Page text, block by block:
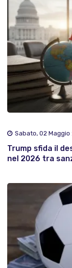
Sabato, 02 Maggio
Trump sfida il
nel 2026 tra